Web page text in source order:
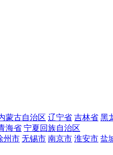
蒙古自治区 辽宁省 吉林省 黑
海省 宁夏回族自治区
州市 无锡市 南京市 淮安市 盐